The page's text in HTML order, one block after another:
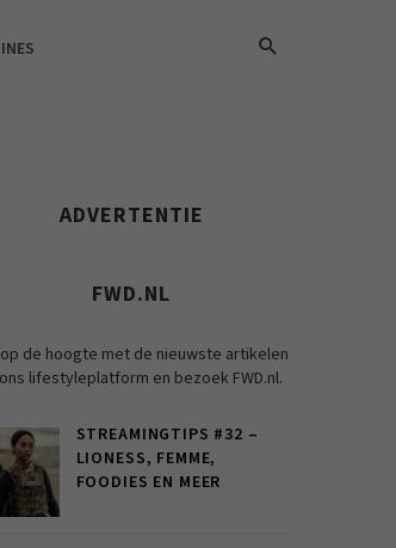
ADVERTENTIE
FWD.NL
de hoogte met de nieuwste artikelen
lifestyleplatform en bezoek FWD.nl.
STREAMINGTIPS #32 –
LIONESS, FEMME,
FOODIES EN MEER